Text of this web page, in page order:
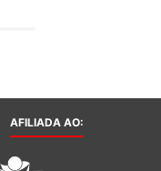
AFILIADA AO: